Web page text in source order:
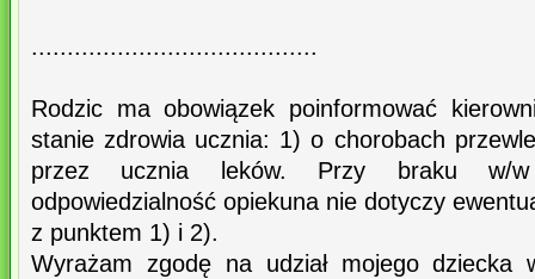
........................................
Rodzic ma obowiązek poinformować
stanie zdrowia ucznia: 1) o chorobach
przez ucznia leków. Przy braku w/w
odpowiedzialność opiekuna nie dotyczy
z punktem 1) i 2).
Wyrażam zgodę na udział mojego dziecka